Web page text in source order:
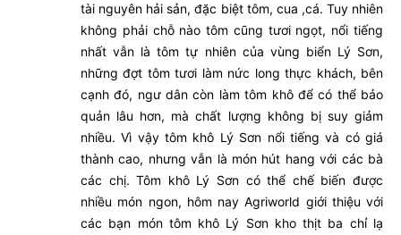
tài nguyên hải sản, đặc biệt tôm, cua ,cá. Tuy nhiên
không phải chỗ nào tôm cũng tươi ngọt, nổi tiếng
nhất vẫn là tôm tự nhiên của vùng biển Lý Sơn,
những đợt tôm tươi làm nức long thực khách, bên
cạnh đó, ngư dân còn làm tôm khô để có thể bảo
quản lâu hơn, mà chất lượng không bị suy giảm
nhiều. Vì vậy tôm khô Lý Sơn nổi tiếng và có giá
thành cao, nhưng vẫn là món hút hang với các bà
các chị. Tôm khô Lý Sơn có thể chế biến được
nhiều món ngon, hôm nay Agriworld giới thiệu với
các bạn món tôm khô Lý Sơn kho thịt ba chỉ lạ